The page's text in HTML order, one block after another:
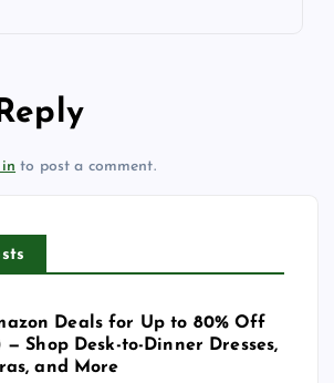
to post a comment.
Deals for Up to 80% Off
Shop Desk-to-Dinner Dresses,
and More